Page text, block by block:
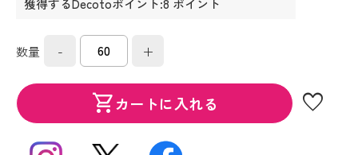
獲得するDecotoポイント:8 ポイント
数量 - +
shopping_cartカートに入れる favorite